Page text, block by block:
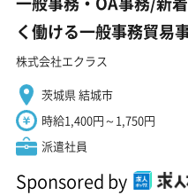
く働ける一般事務貿易
株式会社エクラス
茨城県 結城市
時給1,400円～1,750円
派遣社員
Sponsored by